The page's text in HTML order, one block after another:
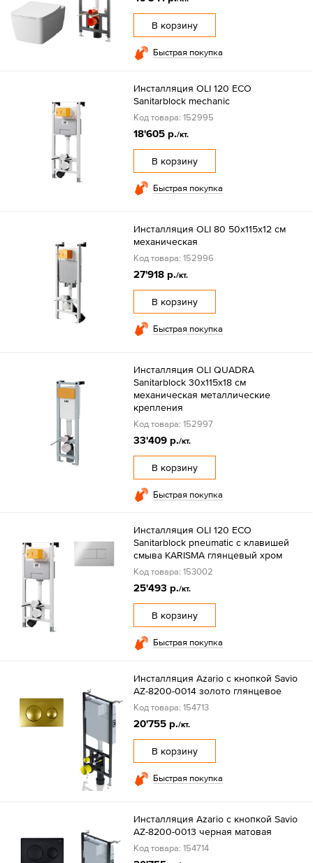
В корзину
Быстрая покупка
Инсталляция OLI 120 ECO
Sanitarblock mechanic
Код товара: 152995
18'605 р./кт.
В корзину
Быстрая покупка
Инсталляция OLI 80 50x115x12 см
механическая
Код товара: 152996
27'918 р./кт.
В корзину
Быстрая покупка
Инсталляция OLI QUADRA
Sanitarblock 30x115x18 см
механическая металлические
крепления
Код товара: 152997
33'409 р./кт.
В корзину
Быстрая покупка
Инсталляция OLI 120 ECO
Sanitarblock pneumatic с клавишей
смыва KARISMA глянцевый хром
Код товара: 153002
25'493 р./кт.
В корзину
Быстрая покупка
Инсталляция Azario с кнопкой Savio
AZ-8200-0014 золото глянцевое
Код товара: 154713
20'755 р./кт.
В корзину
Быстрая покупка
Инсталляция Azario с кнопкой Savio
AZ-8200-0013 черная матовая
Код товара: 154714